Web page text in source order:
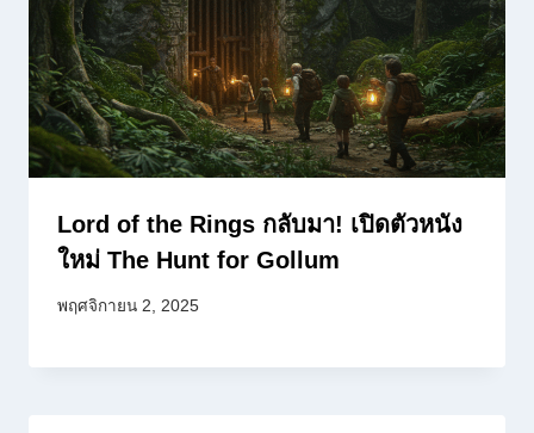
Lord of the Rings กลับมา! เปิดตัวหนัง
ใหม่ The Hunt for Gollum
พฤศจิกายน 2, 2025